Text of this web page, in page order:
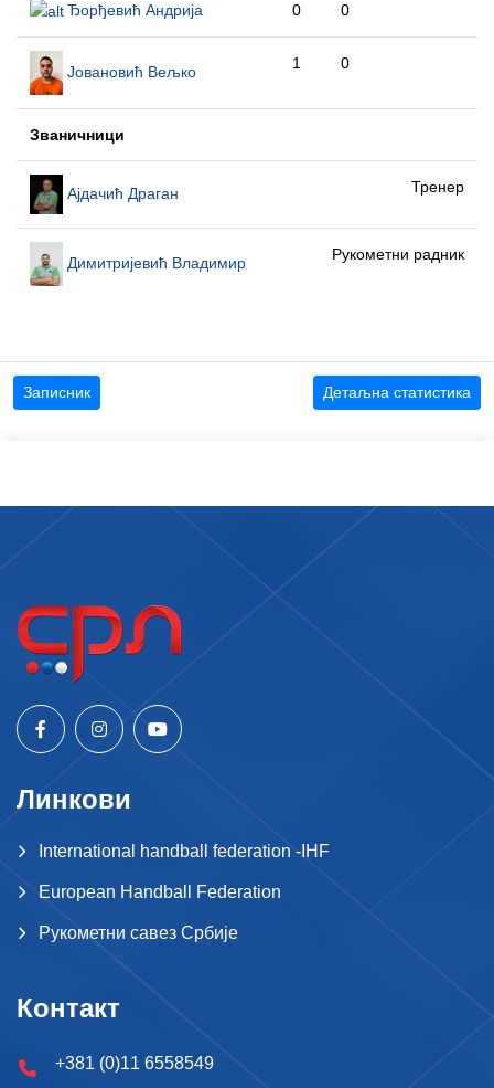
Ђорђевић Андрија 0 0
Јовановић Вељко 1 0
Званичници
Ајдачић Драган Тренер
Димитријевић Владимир Рукометни радник
Записник Детаљна статистика
Линкови
International handball federation -IHF
European Handball Federation
Рукометни савез Србије
Контакт
+381 (0)11 6558549